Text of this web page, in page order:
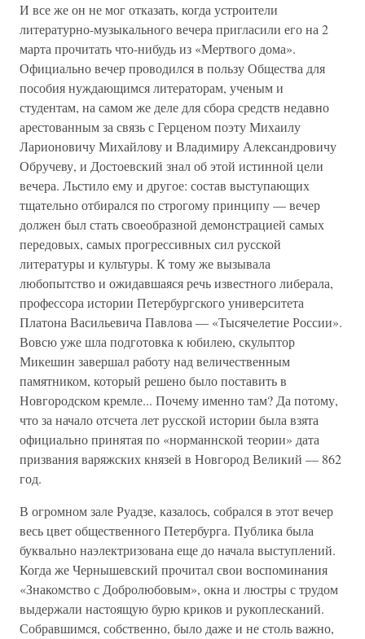
И все же он не мог отказать, когда устроители
литературно-музыкального вечера пригласили его на 2
марта прочитать что-нибудь из «Мертвого дома».
Официально вечер проводился в пользу Общества для
пособия нуждающимся литераторам, ученым и
студентам, на самом же деле для сбора средств недавно
арестованным за связь с Герценом поэту Михаилу
Ларионовичу Михайлову и Владимиру Александровичу
Обручеву, и Достоевский знал об этой истинной цели
вечера. Льстило ему и другое: состав выступающих
тщательно отбирался по строгому принципу — вечер
должен был стать своеобразной демонстрацией самых
передовых, самых прогрессивных сил русской
литературы и культуры. К тому же вызывала
любопытство и ожидавшаяся речь известного либерала,
профессора истории Петербургского университета
Платона Васильевича Павлова — «Тысячелетие России».
Вовсю уже шла подготовка к юбилею, скульптор
Микешин завершал работу над величественным
памятником, который решено было поставить в
Новгородском кремле... Почему именно там? Да потому,
что за начало отсчета лет русской истории была взята
официально принятая по «норманнской теории» дата
призвания варяжских князей в Новгород Великий — 862
год.
В огромном зале Руадзе, казалось, собрался в этот вечер
весь цвет общественного Петербурга. Публика была
буквально наэлектризована еще до начала выступлений.
Когда же Чернышевский прочитал свои воспоминания
«Знакомство с Добролюбовым», окна и люстры с трудом
выдержали настоящую бурю криков и рукоплесканий.
Собравшимся, собственно, было даже и не столь важно,